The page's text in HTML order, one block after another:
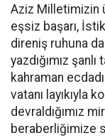
Aziz Milletimizin
eşsiz başarı,
direniş ruhuna
yazdığımız
kahraman
vatanı layıkıyla
devraldığımız
beraberliğimize